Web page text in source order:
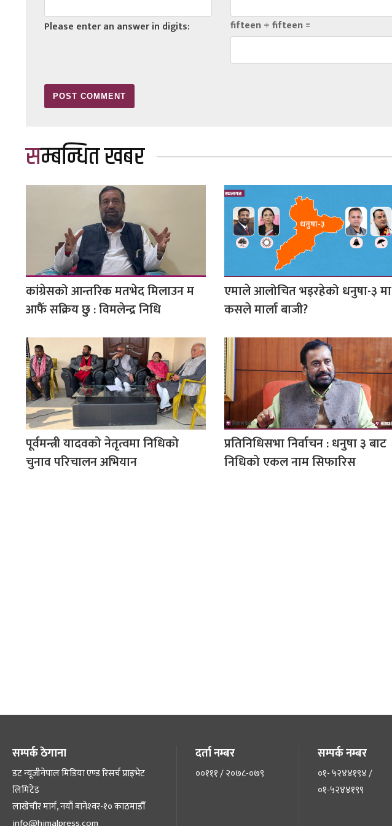
Please enter an answer in digits: fifteen + fifteen =
सम्बन्धित खबर
कांग्रेसको आन्तरिक मतभेद मिलाउन म
आफैँ सक्रिय छु : विमलेन्द्र निधि
एमाले आलोचित भइरहेको धनुषा-३ मा
कसले मार्ला बाजी?
पूर्वमन्त्री यादवको नेतृत्वमा निधिको
चुनाव परिचालन अभियान
‍प्रतिनिधिसभा निर्वाचन : धनुषा ३ बाट
निधिको एकल नाम सिफारिस
सम्पर्क ठेगाना
डट न्यूजीनेपाल मिडिया एण्ड रिसर्च प्राइभेट
लिमिटेड
लाखेचौर मार्ग, नयाँ बानेश्‍वर-१० काठमाडौँ
दर्ता नम्बर
००१११ / २०७८-०७९
सम्पर्क नम्बर
०१- ५२४४१९४ /
०१-५२४४१९९